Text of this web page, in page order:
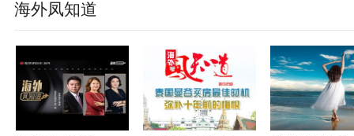
海外凤知道